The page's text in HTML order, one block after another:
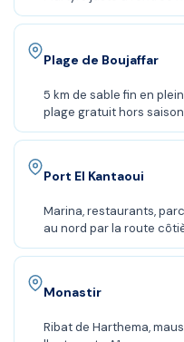
Plage de Boujaffar
5 km de sable fin en
plage gratuit hors
Port El Kantaoui
Marina, restaurants,
au nord par la route
Monastir
Ribat de Harthema,